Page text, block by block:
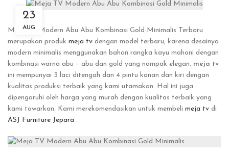
23
AUG
Meja TV Modern Abu Abu Kombinasi Gold Minimalis Terbaru
merupakan produk meja tv dengan model terbaru, karena desainya
modern minimalis menggunakan bahan rangka kayu mahoni dengan
kombinasi warna abu – abu dan gold yang nampak elegan. meja tv
ini mempunyai 3 laci ditengah dan 4 pintu kanan dan kiri dengan
kualitas produksi terbaik yang kami utamakan. Hal ini juga
dipengaruhi oleh harga yang murah dengan kualitas terbaik yang
kami tawarkan. Kami merekomendasikan untuk membeli meja tv di
ASJ Furniture Jepara .